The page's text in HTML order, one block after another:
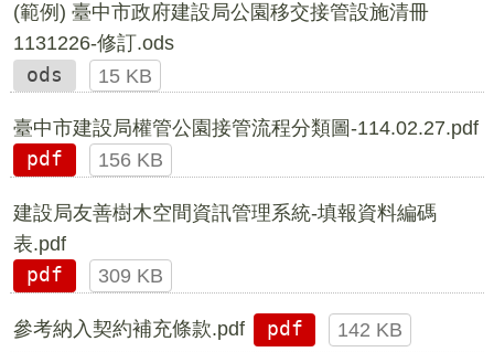
(範例) 臺中市政府建設局公園移交接管設施清冊
1131226-修訂.ods
ods
15 KB
臺中市建設局權管公園接管流程分類圖-114.02.27.pdf
pdf
156 KB
建設局友善樹木空間資訊管理系統-填報資料編碼
表.pdf
pdf
309 KB
參考納入契約補充條款.pdf pdf 142 KB